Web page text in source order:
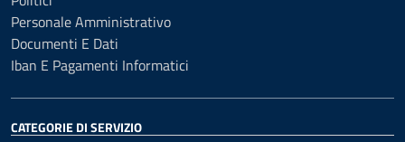
Personale Amministrativo
Documenti E Dati
Iban E Pagamenti Informatici
CATEGORIE DI SERVIZIO